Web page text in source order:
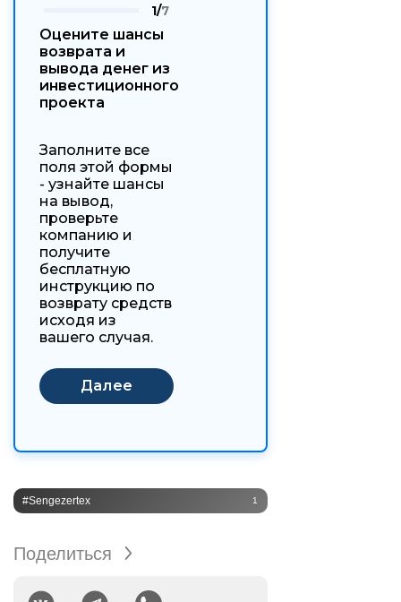
1/7
Оцените шансы
возврата и
вывода денег из
инвестиционного
проекта
Заполните все
поля этой формы
- узнайте шансы
на вывод,
проверьте
компанию и
получите
бесплатную
инструкцию по
возврату средств
исходя из
вашего случая.
#Sengezertex 1
Поделиться